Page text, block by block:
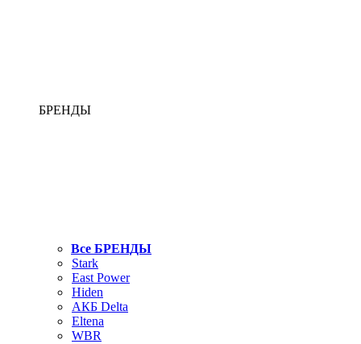
БРЕНДЫ
Все БРЕНДЫ
Stark
East Power
Hiden
АКБ Delta
Eltena
WBR